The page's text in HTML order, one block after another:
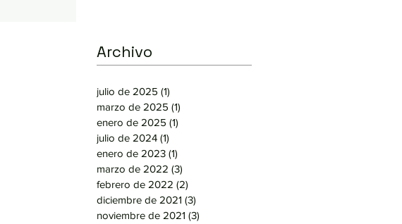
Archivo
julio de 2025 (1)
marzo de 2025 (1)
enero de 2025 (1)
julio de 2024 (1)
enero de 2023 (1)
marzo de 2022 (3)
febrero de 2022 (2)
diciembre de 2021 (3)
noviembre de 2021 (3)